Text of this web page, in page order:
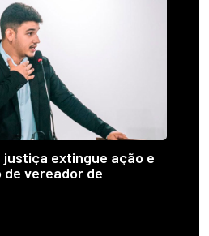
justiça extingue ação e
vereador de